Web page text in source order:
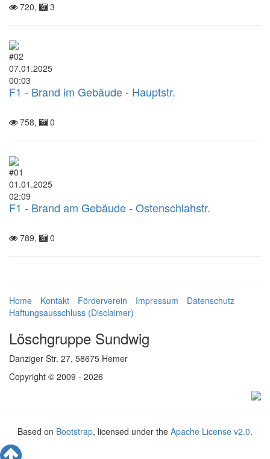
720, 3
#02
07.01.2025
00:03
F1 - Brand im Gebäude - Hauptstr.
758, 0
#01
01.01.2025
02:09
F1 - Brand am Gebäude - Ostenschlahstr.
789, 0
Home Kontakt Förderverein Impressum
Datenschutz
Haftungsausschluss (Disclaimer)
Löschgruppe Sundwig
Danziger Str. 27, 58675 Hemer
Copyright © 2009 - 2026
Based on Bootstrap, licensed under the Apache License v2.0.